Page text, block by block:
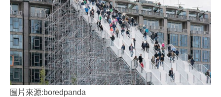
圖片來源:boredpanda